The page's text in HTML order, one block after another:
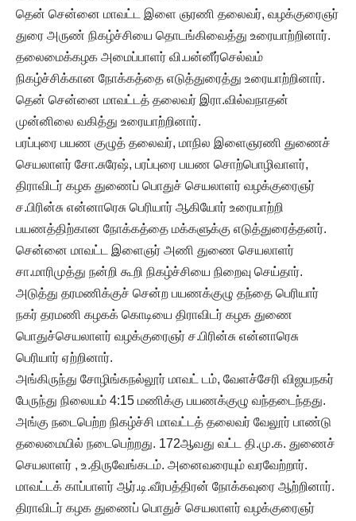
தென் சென்னை மாவட்ட இளை ஞரணி தலைவர், வழக்குரைஞர்
துரை அருண் நிகழ்ச்சியை தொடங்கிவைத்து உரையாற்றினார்.
தலைமைக்கழக அமைப்பாளர் வி.பன்னீர்செல்வம்
நிகழ்ச்சிக்கான நோக்கத்தை எடுத்துரைத்து உரையாற்றினார்.
தென் சென்னை மாவட்டத் தலைவர் இரா.வில்வநாதன்
முன்னிலை வகித்து உரையாற்றினார்.
பரப்புரை பயண குழுத் தலைவர், மாநில இளைஞரணி துணைச்
செயலாளர் சோ.சுரேஷ், பரப்புரை பயண சொற்பொழிவாளர்,
திராவிடர் கழக துணைப் பொதுச் செயலாளர் வழக்குரைஞர்
ச.பிரின்சு என்னாரெசு பெரியார் ஆகியோர் உரையாற்றி
பயணத்திற்கான நோக்கத்தை மக்களுக்கு எடுத்துரைத்தனர்.
சென்னை மாவட்ட இளைஞர் அணி துணை செயலாளர்
சா.மாரிமுத்து நன்றி கூறி நிகழ்ச்சியை நிறைவு செய்தார்.
அடுத்து தரமணிக்குச் சென்ற பயணக்குழு தந்தை பெரியார்
நகர் தரமணி கழகக் கொடியை திராவிடர் கழக துணை
பொதுச்செயலாளர் வழக்குரைஞர் ச.பிரின்சு என்னாரெசு
பெரியார் ஏற்றினார்.
அங்கிருந்து சோழிங்கநல்லூர் மாவட் டம், வேளச்சேரி விஜயநகர்
பேருந்து நிலையம் 4:15 மணிக்கு பயணக்குழு வந்தடைந்தது.
அங்கு நடைபெற்ற நிகழ்ச்சி மாவட்டத் தலைவர் வேலூர் பாண்டு
தலைமையில் நடைபெற்றது. 172ஆவது வட்ட தி.மு.க. துணைச்
செயலாளர் , உ.திருவேங்கடம். அனைவரையும் வரவேற்றார்.
மாவட்டக் காப்பாளர் ஆர்.டி.வீரபத்திரன் நோக்கவுரை ஆற்றினார்.
திராவிடர் கழக துணைப் பொதுச் செயலாளர் வழக்குரைஞர்